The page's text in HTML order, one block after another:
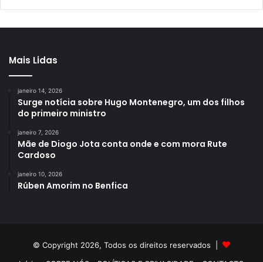
Mais Lidas
janeiro 14, 2026
Surge notícia sobre Hugo Montenegro, um dos filhos
do primeiro ministro
janeiro 7, 2026
Mãe de Diogo Jota conta onde e com mora Rute
Cardoso
janeiro 10, 2026
Rúben Amorim no Benfica
© Copyright 2026, Todos os direitos reservados |